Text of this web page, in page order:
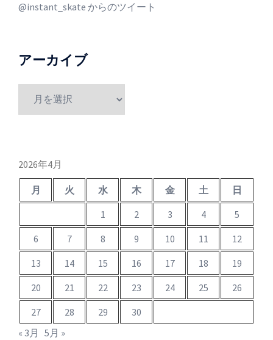
@instant_skate からのツイート
アーカイブ
2026年4月
月 火 水 木 金 土
日
1
2 3 4
5
6
7 8 9 10 11
12
13
14 15 16 17 18
19
20
21 22 23 24 25
26
27
28 29
30
« 3月 5月 »